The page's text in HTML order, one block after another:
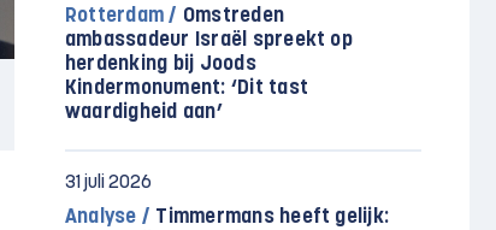
Rotterdam / Omstreden
ambassadeur Israël spreekt op
herdenking bij Joods
Kindermonument: ‘Dit tast
waardigheid aan’
31 juli 2026
Analyse / Timmermans heeft gelijk: